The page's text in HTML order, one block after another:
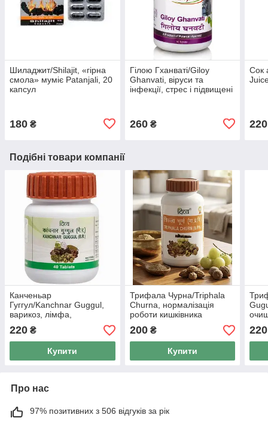
Шиладжит/Shilajit, «гірна
смола» муміє Patanjali, 20
капсул
180 ₴
Гілою Гханваті/Giloy
Ghanvati, віруси та
інфекції, стрес і підвищені
260₴
Сок
220
Подібні товари компанії
Канченьар
Гуггул/Kanchnar Guggul,
варикоз, лімфа,
затянність, Patanjali, 80
таб
220 ₴
Купити
Трифала Чурна/Triphala
Churna, нормалізація
роботи кишківника
Патандджі, Patanjali 100 г
200₴
Купити
220
Про нас
97% позитивних з 506 відгуків за рік